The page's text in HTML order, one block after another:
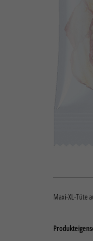
Maxi-XL-Tüte